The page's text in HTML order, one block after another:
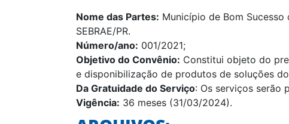
Nome das Partes: Município de Bom
SEBRAE/PR.
Número/ano: 001/2021;
Objetivo do Convênio: Constitui objeto do
e disponibilização de produtos de soluções do
Da Gratuidade do Serviço: Os serviços serão
Vigência: 36 meses (31/03/2024).